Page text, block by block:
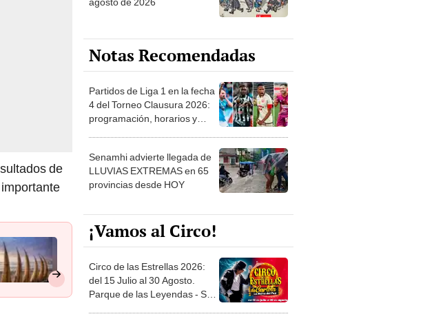
y
Notas Recomendadas
Partidos de Liga 1 en la fecha
4 del Torneo Clausura 2026:
programación, horarios y
dónde ver
Senamhi advierte llegada de
LLUVIAS EXTREMAS en 65
provincias desde HOY
Circo de las Estrellas 2026:
del 15 Julio al 30 Agosto.
Parque de las Leyendas - San
Miguel
Circo Montecarlo 2026: Del 17
de Julio hasta el 30 Agosto en